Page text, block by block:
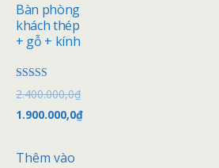
Bàn phòng
khách thép
+ gỗ + kính
Được xếp
hạng
4.00
5 sao
2.400.000,0₫
1.900.000,0₫
Thêm vào